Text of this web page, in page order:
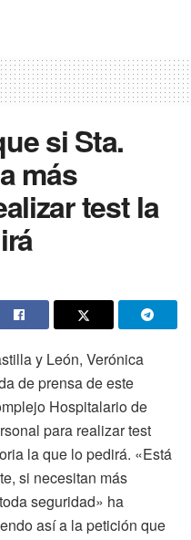
si Sta.
más
test la
y León, Verónica
de prensa de este
Hospitalario de
para realizar test
la que lo pedirá. «Está
si necesitan más
seguridad» ha
así a la petición que